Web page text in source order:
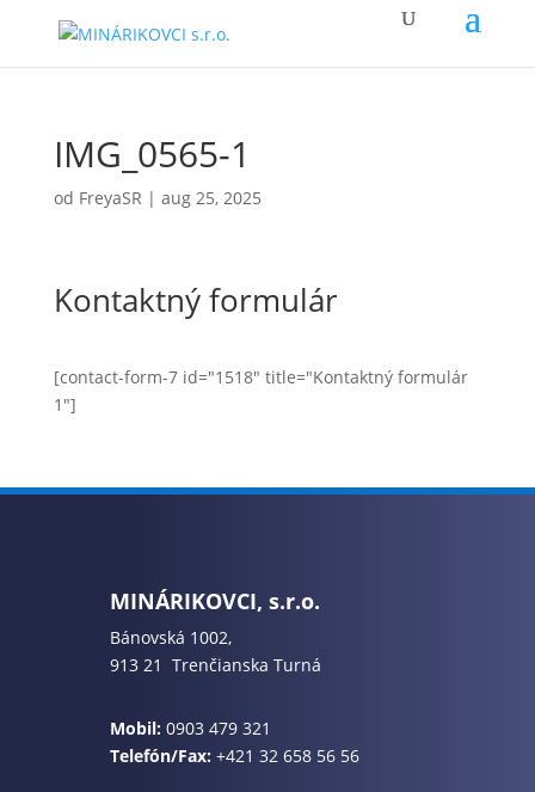
IMG_0565-1
od FreyaSR | aug 25, 2025
Kontaktný formulár
[contact-form-7 id="1518" title="Kontaktný formulár
1"]
MINÁRIKOVCI, s.r.o.
Bánovská 1002,
913 21 Trenčianska Turná
Mobil: 0903 479 321
Telefón/Fax:+421 32 658 56 56